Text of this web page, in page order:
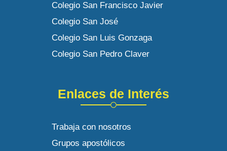
Colegio San Francisco Javier
Colegio San José
Colegio San Luis Gonzaga
Colegio San Pedro Claver
Enlaces de Interés
Trabaja con nosotros
Grupos apostólicos